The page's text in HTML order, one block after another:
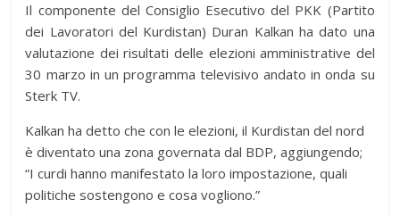
Il componente del Consiglio Esecutivo del PKK (Partito
dei Lavoratori del Kurdistan) Duran Kalkan ha dato una
valutazione dei risultati delle elezioni amministrative del
30 marzo in un programma televisivo andato in onda su
Sterk TV.
Kalkan ha detto che con le elezioni, il Kurdistan del nord
è diventato una zona governata dal BDP, aggiungendo;
“I curdi hanno manifestato la loro impostazione, quali
politiche sostengono e cosa vogliono.”